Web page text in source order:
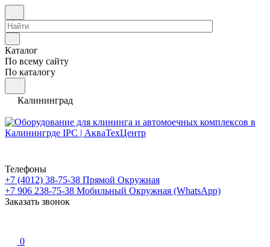
Каталог
По всему сайту
По каталогу
Калининград
Телефоны
+7 (4012) 38-75-38 Прямой Окружная
+7 906 238-75-38 Мобильный Окружная (WhatsApp)
Заказать звонок
0